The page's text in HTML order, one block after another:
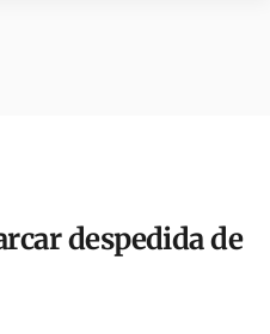
despedida de